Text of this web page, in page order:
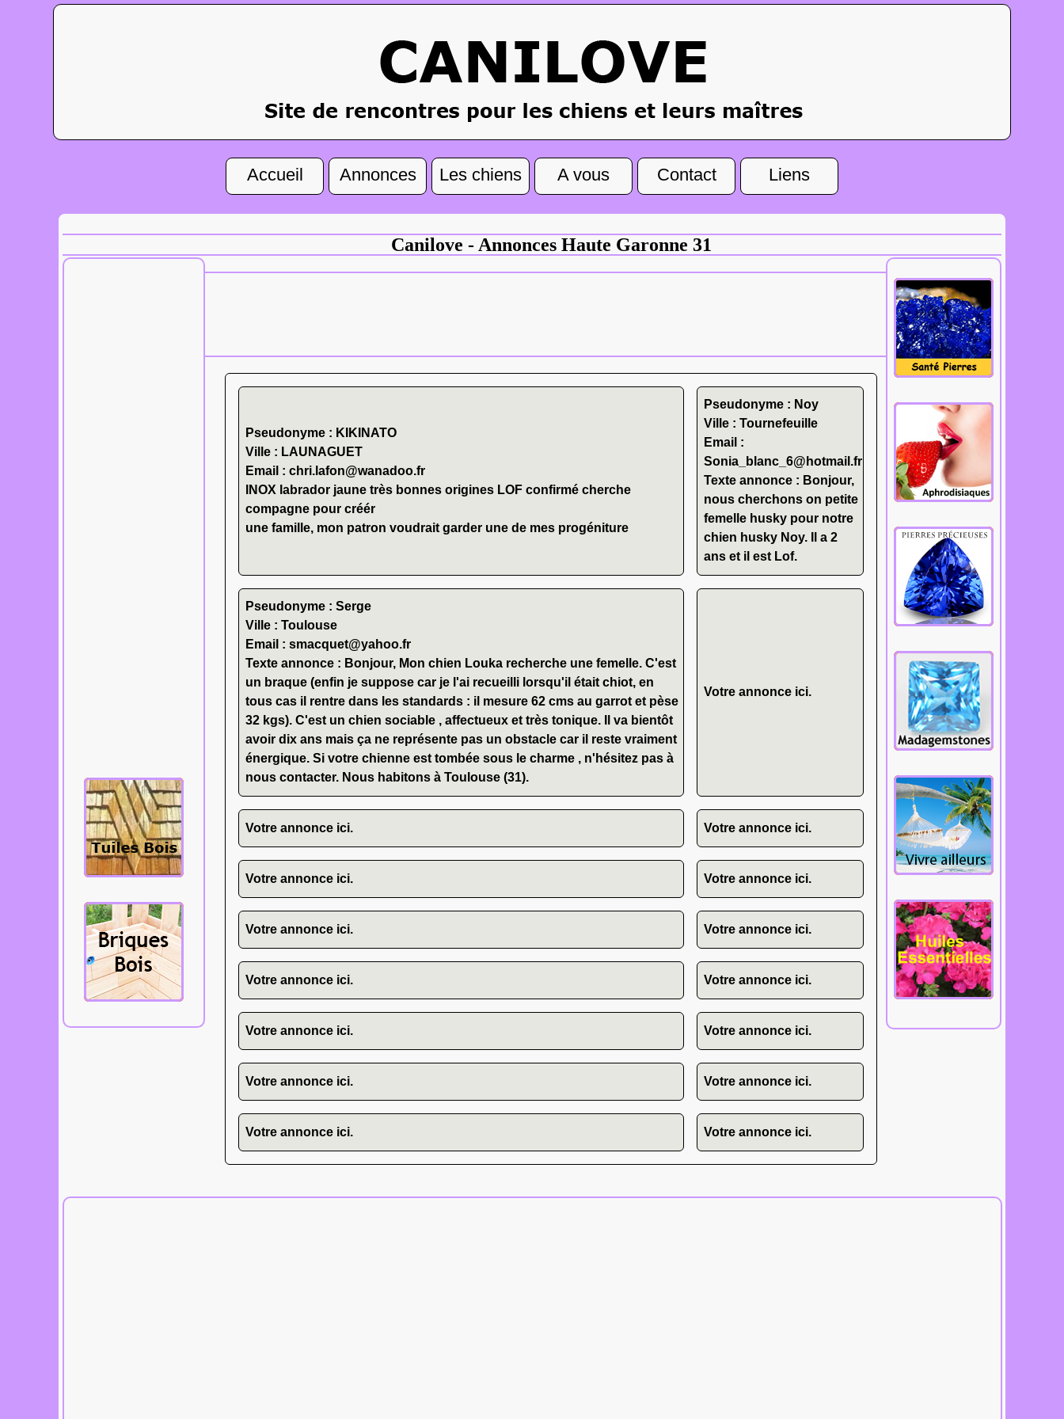
Accueil Annonces Les chiens A vous Contact Liens
Tous les
aphrodisiaques.
Cliquez.
Canilove - Annonces Haute Garonne 31
Pseudonyme : KIKINATO
Ville : LAUNAGUET
Email : chri.lafon@wanadoo.fr
INOX labrador jaune très bonnes origines LOF confirmé cherche
compagne pour créér
une famille, mon patron voudrait garder une de mes progéniture
Pseudonyme : Noy
Ville : Tournefeuille
Email :
Sonia_blanc_6@hotmail.fr
Texte annonce : Bonjour,
nous cherchons on petite
femelle husky pour notre
chien husky Noy. Il a 2
ans et il est Lof.
Pseudonyme : Serge
Ville : Toulouse
Email : smacquet@yahoo.fr
Texte annonce : Bonjour, Mon chien Louka recherche une femelle. C'est
un braque (enfin je suppose car je l'ai recueilli lorsqu'il était chiot, en
tous cas il rentre dans les standards : il mesure 62 cms au garrot et pèse
32 kgs). C'est un chien sociable , affectueux et très tonique. Il va bientôt
avoir dix ans mais ça ne représente pas un obstacle car il reste vraiment
énergique. Si votre chienne est tombée sous le charme , n'hésitez pas à
nous contacter. Nous habitons à Toulouse (31).
Votre annonce ici.
Votre annonce ici. Votre annonce ici.
Votre annonce ici. Votre annonce ici.
Votre annonce ici. Votre annonce ici.
Votre annonce ici. Votre annonce ici.
Votre annonce ici. Votre annonce ici.
Votre annonce ici. Votre annonce ici.
Votre annonce ici. Votre annonce ici.